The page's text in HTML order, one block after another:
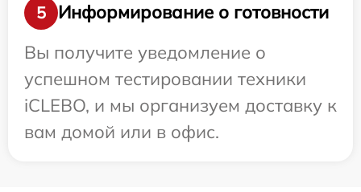
5
Информирование о готовности
Вы получите уведомление о
успешном тестировании техники
iCLEBO, и мы организуем доставку к
вам домой или в офис.